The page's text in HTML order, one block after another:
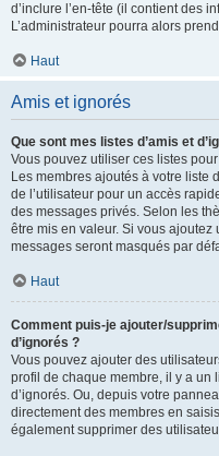
d’inclure l’en-tête (il contient des
L’administrateur pourra alors
Haut
Amis et ignorés
Que sont mes listes d’amis et
Vous pouvez utiliser ces listes
Les membres ajoutés à votre liste
de l’utilisateur pour un accès
des messages privés. Selon les
être mis en valeur. Si vous ajoutez
messages seront masqués par
Haut
Comment puis-je ajouter/
d’ignorés ?
Vous pouvez ajouter des
profil de chaque membre, il y a un
d’ignorés. Ou, depuis votre
directement des membres en
également supprimer des